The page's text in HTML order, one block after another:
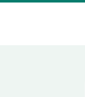
跳到主要內容區塊